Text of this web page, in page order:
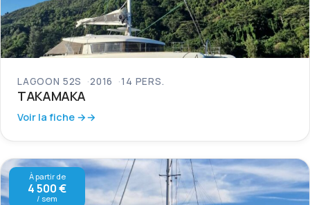
LAGOON 52S 2016 14 PERS.
TAKAMAKA
Voir la fiche →
À partir de
4 500 €
/ sem